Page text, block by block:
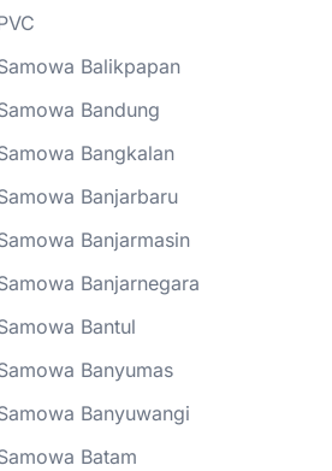
Balikpapan
Bandung
Bangkalan
Banjarbaru
Banjarmasin
Banjarnegara
Bantul
Banyumas
Banyuwangi
Batam